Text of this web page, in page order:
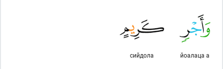
йоалаца а
сийдола